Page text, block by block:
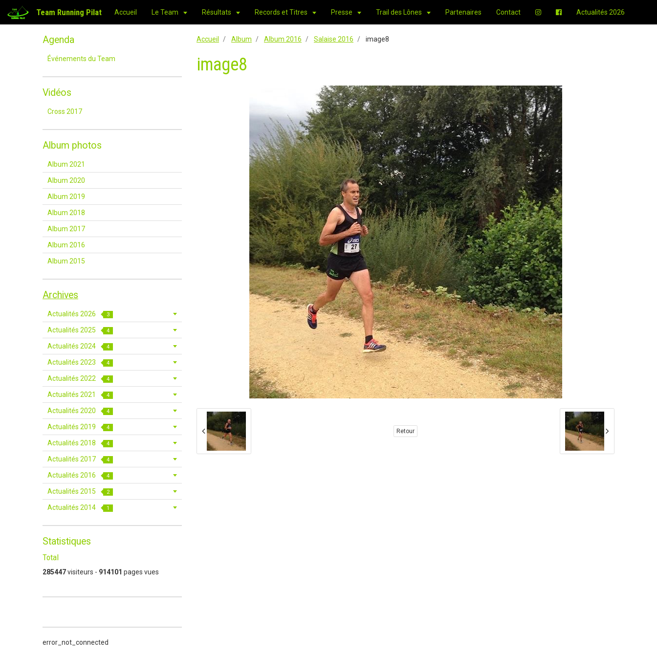
Team Running Pilat Accueil Le Team Résultats Records et Titres Presse Trail des Lônes Partenaires Contact Actualités 2026
Accueil Album Album 2016 Salaise 2016 image8
image8
Retour
Agenda
Événements du Team
Vidéos
Cross 2017
Album photos
Album 2021
Album 2020
Album 2019
Album 2018
Album 2017
Album 2016
Album 2015
Archives
Actualités 2026 3
Actualités 2025 4
Actualités 2024 4
Actualités 2023 4
Actualités 2022 4
Actualités 2021 4
Actualités 2020 4
Actualités 2019 4
Actualités 2018 4
Actualités 2017 4
Actualités 2016 4
Actualités 2015 2
Actualités 2014 1
Statistiques
Total
285447visiteurs - 914101 pages vues
error_not_connected